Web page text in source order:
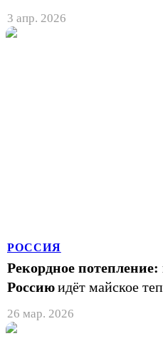
3 апр. 2026
РОССИЯ
Рекордное
Россиюидёт майское
26 мар. 2026